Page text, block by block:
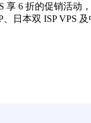
享 6 折的促销活动
日本双 ISP VPS